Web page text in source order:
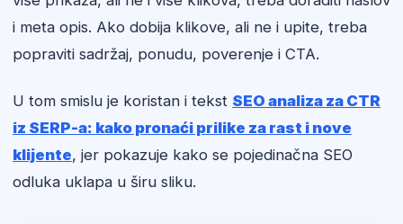
i meta opis. Ako dobija klikove, ali ne i upite, treba
popraviti sadržaj, ponudu, poverenje i CTA.
U tom smislu je koristan i tekst SEO analiza za CTR
iz SERP-a: kako pronaći prilike za rast i nove
klijente, jer pokazuje kako se pojedinačna SEO
odluka uklapa u širu sliku.